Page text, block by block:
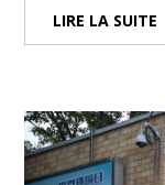
LIRE LA SUITE